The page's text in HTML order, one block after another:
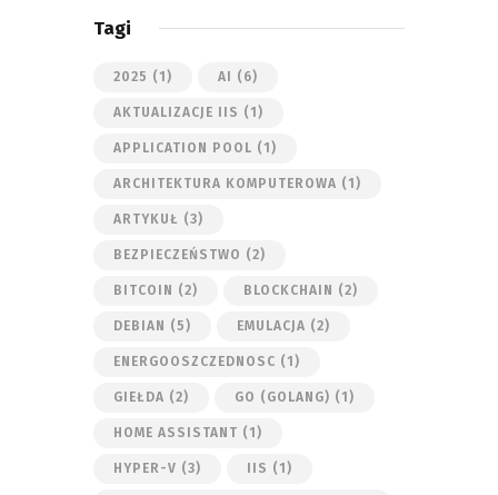
Tagi
2025 (1) AI (6)
AKTUALIZACJE IIS (1)
APPLICATION POOL (1)
ARCHITEKTURA KOMPUTEROWA (1)
ARTYKUŁ (3)
BEZPIECZEŃSTWO (2)
BITCOIN (2) BLOCKCHAIN (2)
DEBIAN (5) EMULACJA (2)
ENERGOOSZCZEDNOSC (1)
GIEŁDA (2) GO (GOLANG) (1)
HOME ASSISTANT (1)
HYPER-V (3) IIS (1)